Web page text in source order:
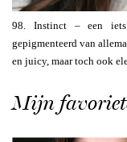
98. Instinct – een
gepigmenteerd van
en juicy, maar toch ook
Mijn